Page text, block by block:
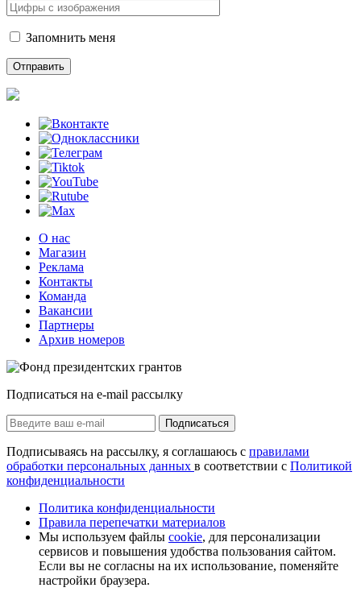
Запомнить меня
О нас
Магазин
Реклама
Контакты
Команда
Вакансии
Партнеры
Архив номеров
Подписаться на e-mail рассылку
Подписаться
Подписываясь на рассылку, я соглашаюсь с правилами
обработки персональных данных в соответствии с Политикой
конфиденциальности
Политика конфиденциальности
Правила перепечатки материалов
Мы используем файлы cookie, для персонализации
сервисов и повышения удобства пользования сайтом.
Если вы не согласны на их использование, поменяйте
настройки браузера.